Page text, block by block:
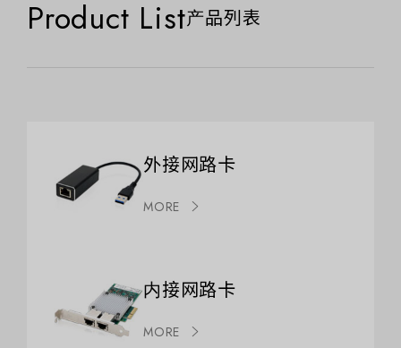
Product List产品列表
外接网路卡
MORE
内接网路卡
MORE